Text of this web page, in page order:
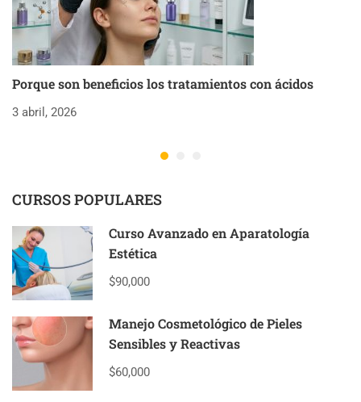
Porque son beneficios los tratamientos con ácidos
3 abril, 2026
CURSOS POPULARES
Curso Avanzado en Aparatología
Estética
$90,000
Manejo Cosmetológico de Pieles
Sensibles y Reactivas
$60,000